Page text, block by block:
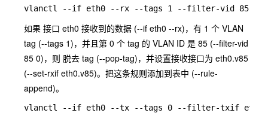
如果 接口 eth0 接收到的数据 (--if eth0 --rx)，有 1 个 VLAN
tag (--tags 1)，并且第 0 个 tag 的 VLAN ID 是 85 (--filter-vid
85 0)，则 脱去 tag (--pop-tag)，并设置接收接口为 eth0.v85
(--set-rxif eth0.v85)。把这条规则添加到表中 (--rule-
append)。